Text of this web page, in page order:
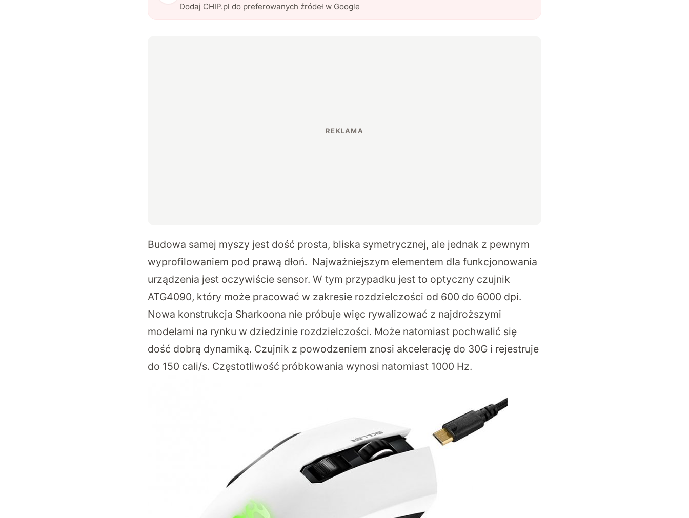
Dodaj CHIP.pl do preferowanych źródeł w Google
Budowa samej myszy jest dość prosta, bliska symetrycznej, ale jednak z pewnym
wyprofilowaniem pod prawą dłoń. Najważniejszym elementem dla funkcjonowania
urządzenia jest oczywiście sensor. W tym przypadku jest to optyczny czujnik
ATG4090, który może pracować w zakresie rozdzielczości od 600 do 6000 dpi.
Nowa konstrukcja Sharkoona nie próbuje więc rywalizować z najdroższymi
modelami na rynku w dziedzinie rozdzielczości. Może natomiast pochwalić się
dość dobrą dynamiką. Czujnik z powodzeniem znosi akcelerację do 30G i rejestruje
do 150 cali/s. Częstotliwość próbkowania wynosi natomiast 1000 Hz.